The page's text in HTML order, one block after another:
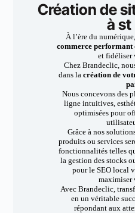
Création de
à st
À l’ère du
commerce performant
et fidéliser
Chez Brandeclic,
dans la création de
Nous concevons des
ligne intuitives,
optimisées pour
Grâce à nos
produits ou services
fonctionnalités telles
la gestion des stocks
pour le SEO local
maximiser
Avec Brandeclic,
en un véritable
répondant aux